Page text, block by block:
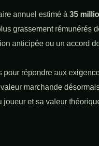
annuel estimé à 35
grassement rémunérés
anticipée ou un accord
répondre aux
marchande
joueur et sa valeur